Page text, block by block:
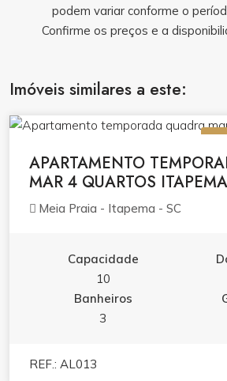
podem variar conforme o
Confirme os preços e a
Imóveis similares a este:
APARTAMENTO
MAR 4 QUARTOS ITAPEMA
Meia Praia - Itapema - SC
Capacidade
10
Banheiros
3
REF.: AL013